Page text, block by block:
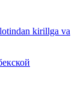
kirillga va